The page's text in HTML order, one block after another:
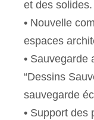
et des solides.
• Nouvelle
espaces
• Sauvegarde
“Dessins
sauvegarde
• Support des